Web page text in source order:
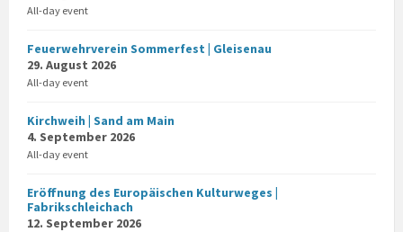
All-day event
Feuerwehrverein Sommerfest | Gleisenau
29. August 2026
All-day event
Kirchweih | Sand am Main
4. September 2026
All-day event
Eröffnung des Europäischen Kulturweges |
Fabrikschleichach
12. September 2026